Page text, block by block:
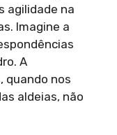
agilidade na
Imagine a
A
quando nos
aldeias, não